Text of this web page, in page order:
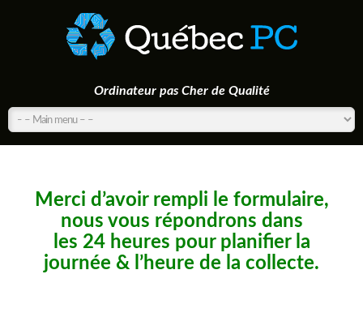
Ordinateur pas Cher de Qualité
Merci d’avoir rempli le formulaire,
nous vous répondrons dans
les 24 heures pour planifier la
journée & l’heure de la collecte.